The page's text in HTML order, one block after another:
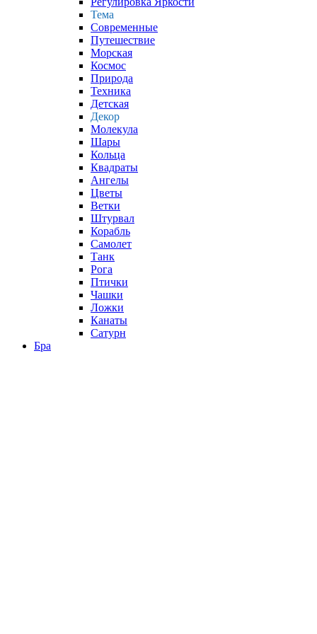
Тема
Современные
Путешествие
Морская
Космос
Природа
Техника
Детская
Декор
Молекула
Шары
Кольца
Квадраты
Ангелы
Цветы
Ветки
Штурвал
Корабль
Самолет
Танк
Рога
Птички
Чашки
Ложки
Канаты
Сатурн
Бра